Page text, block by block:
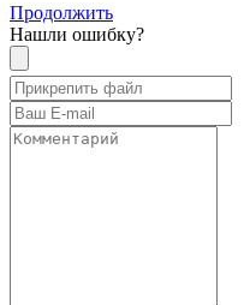
Продолжить
Нашли ошибку?